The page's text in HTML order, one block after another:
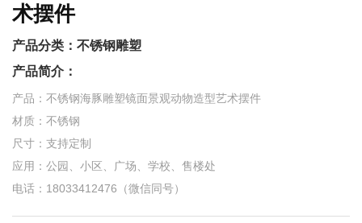
术摆件
产品分类： 不锈钢雕塑
产品简介：
产品：不锈钢海豚雕塑镜面景观动物造型艺术摆件
材质：不锈钢
尺寸：支持定制
应用：公园、小区、广场、学校、售楼处
电话：18033412476（微信同号）